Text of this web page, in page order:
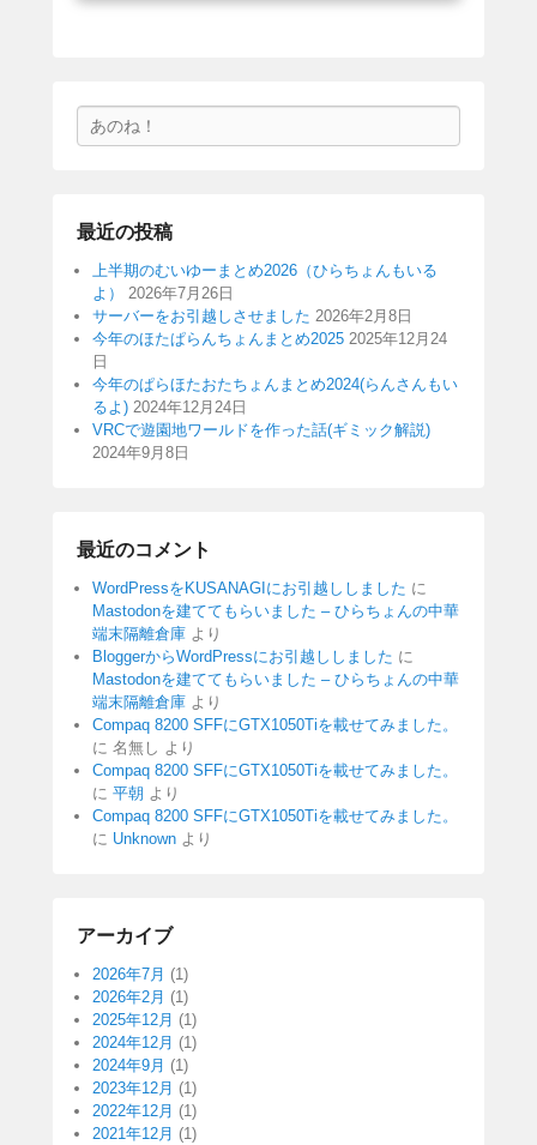
索
最近の投稿
上半期のむいゆーまとめ2026（ひらちょんもいる
よ）
2026年7月26日
サーバーをお引越しさせました 2026年2月8日
今年のほたぱらんちょんまとめ2025 2025年12月24
日
今年のぱらほたおたちょんまとめ2024(らんさんもい
るよ) 2024年12月24日
VRCで遊園地ワールドを作った話(ギミック解説)
2024年9月8日
最近のコメント
WordPressをKUSANAGIにお引越ししました に
Mastodonを建ててもらいました – ひらちょんの中華
端末隔離倉庫 より
BloggerからWordPressにお引越ししました に
Mastodonを建ててもらいました – ひらちょんの中華
端末隔離倉庫 より
Compaq 8200 SFFにGTX1050Tiを載せてみました。
に 名無し より
Compaq 8200 SFFにGTX1050Tiを載せてみました。
に 平朝 より
Compaq 8200 SFFにGTX1050Tiを載せてみました。
に Unknown より
アーカイブ
2026年7月 (1)
2026年2月 (1)
2025年12月 (1)
2024年12月 (1)
2024年9月 (1)
2023年12月 (1)
2022年12月 (1)
2021年12月 (1)